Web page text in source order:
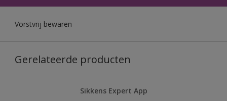
Vorstvrij bewaren
Gerelateerde producten
Sikkens Expert App